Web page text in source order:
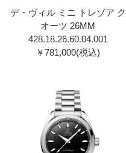
デ・ヴィル ミニ トレゾア ク
オーツ 26MM
428.18.26.60.04.00 1
￥781,000(税込)